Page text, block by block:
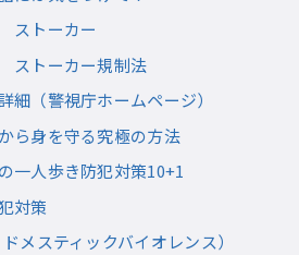
ストーカー
ストーカー規制法
細（警視庁ホームページ）
ら身を守る究極の方法
一人歩き防犯対策10+1
対策
メスティックバイオレンス）